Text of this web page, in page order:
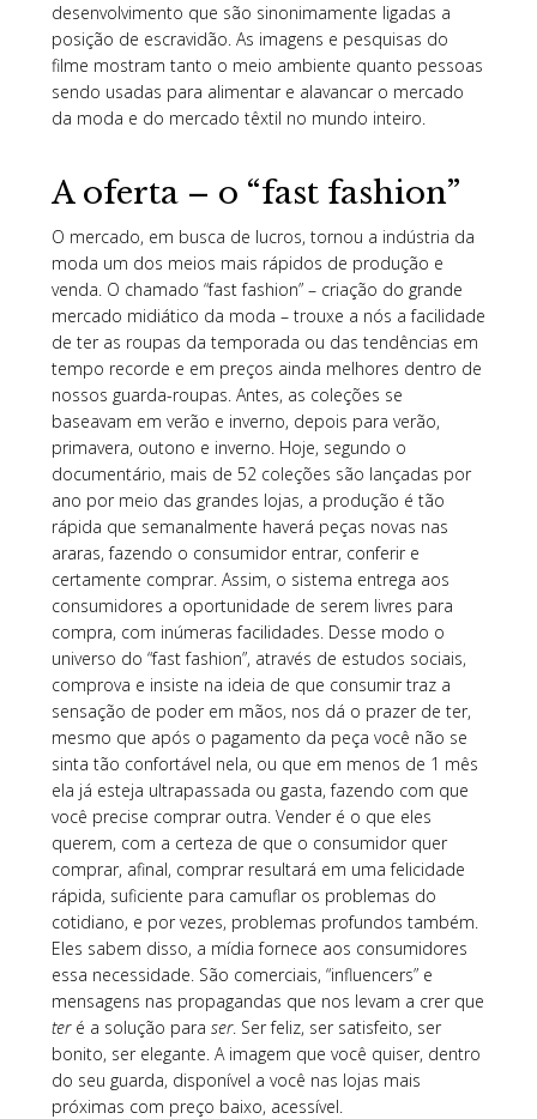
desenvolvimento que são sinonimamente ligadas a
posição de escravidão. As imagens e pesquisas do
filme mostram tanto o meio ambiente quanto pessoas
sendo usadas para alimentar e alavancar o mercado
da moda e do mercado têxtil no mundo inteiro.
A oferta – o “fast fashion”
O mercado, em busca de lucros, tornou a indústria da
moda um dos meios mais rápidos de produção e
venda. O chamado “fast fashion” – criação do grande
mercado midiático da moda – trouxe a nós a facilidade
de ter as roupas da temporada ou das tendências em
tempo recorde e em preços ainda melhores dentro de
nossos guarda-roupas. Antes, as coleções se
baseavam em verão e inverno, depois para verão,
primavera, outono e inverno. Hoje, segundo o
documentário, mais de 52 coleções são lançadas por
ano por meio das grandes lojas, a produção é tão
rápida que semanalmente haverá peças novas nas
araras, fazendo o consumidor entrar, conferir e
certamente comprar. Assim, o sistema entrega aos
consumidores a oportunidade de serem livres para
compra, com inúmeras facilidades. Desse modo o
universo do “fast fashion”, através de estudos sociais,
comprova e insiste na ideia de que consumir traz a
sensação de poder em mãos, nos dá o prazer de ter,
mesmo que após o pagamento da peça você não se
sinta tão confortável nela, ou que em menos de 1 mês
ela já esteja ultrapassada ou gasta, fazendo com que
você precise comprar outra. Vender é o que eles
querem, com a certeza de que o consumidor quer
comprar, afinal, comprar resultará em uma felicidade
rápida, suficiente para camuflar os problemas do
cotidiano, e por vezes, problemas profundos também.
Eles sabem disso, a mídia fornece aos consumidores
essa necessidade. São comerciais, “influencers” e
mensagens nas propagandas que nos levam a crer que
teré a solução para ser. Ser feliz, ser satisfeito, ser
bonito, ser elegante. A imagem que você quiser, dentro
do seu guarda, disponível a você nas lojas mais
próximas com preço baixo, acessível.